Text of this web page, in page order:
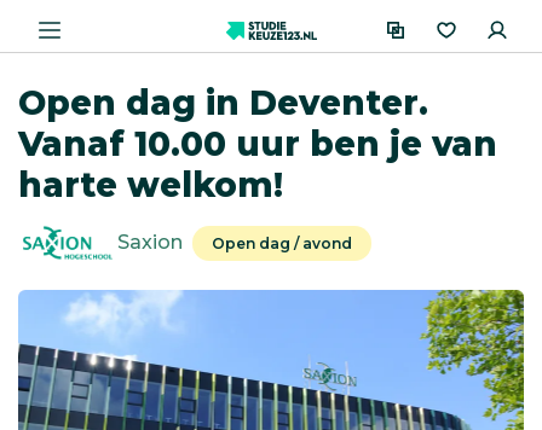
Open dag in Deventer.
Vanaf 10.00 uur ben je van
harte welkom!
Saxion Open dag / avond